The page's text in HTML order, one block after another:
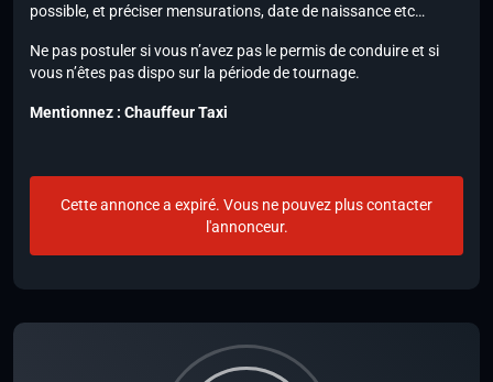
possible, et préciser mensurations, date de naissance etc…
Ne pas postuler si vous n’avez pas le permis de conduire et si
vous n’êtes pas dispo sur la période de tournage.
Mentionnez : Chauffeur Taxi
Cette annonce a expiré. Vous ne pouvez plus contacter
l'annonceur.